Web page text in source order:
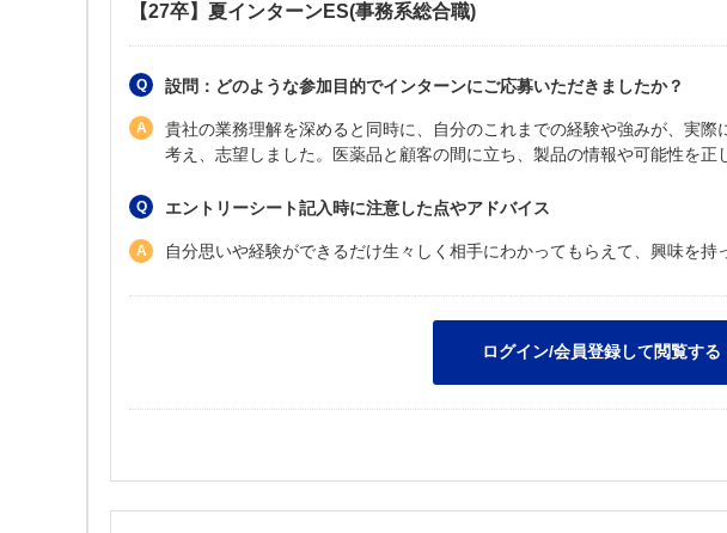
【27卒】夏インターンES(事務系総合職)
設問：どのような参加目的でインターンにご応募いただきましたか？
貴社の業務理解を深めると同時に、自分のこれまでの経験や強みが、実
考え、志望しました。医薬品と顧客の間に立ち、製品の情報や可能性を正
エントリーシート記入時に注意した点やアドバイス
自分思いや経験ができるだけ生々しく相手にわかってもらえて、興味を持